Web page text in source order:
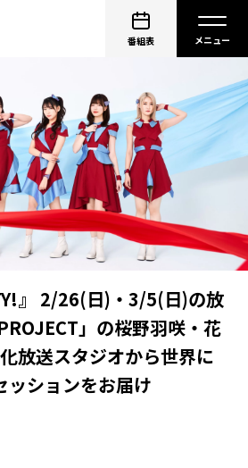
番組表
』 2/26(日)・3/5(日)の放
」の桜野羽咲・花
放送スタジオから世界に
ッションをお届け